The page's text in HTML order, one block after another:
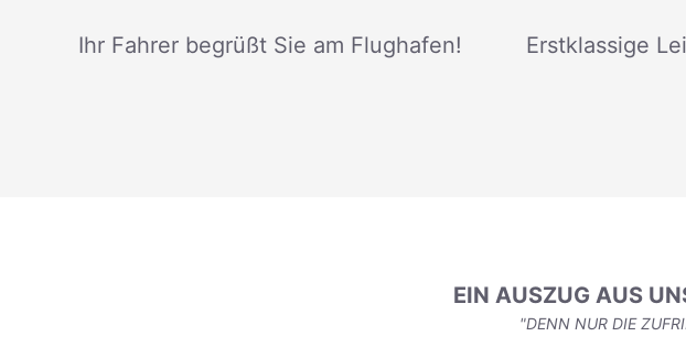
Ihr Fahrer begrüßt Sie am Flughafen!
Erstklassige
EIN AUSZUG AUS
"DENN NUR DIE